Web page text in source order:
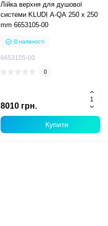
Лійка верхня для душової
системи KLUDI A-QA 250 х 250
mm 6653105-00
В наявності
6653105-00
0
8010 грн.
Купити